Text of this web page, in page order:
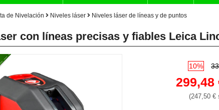
de Nivelación Niveles láser Niveles láser de líneas y de puntos
con líneas precisas y fiables Leica
10%
(247,50 €